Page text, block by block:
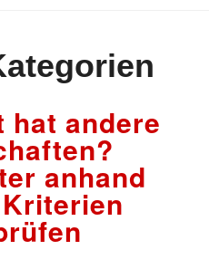
hat andere
anhand